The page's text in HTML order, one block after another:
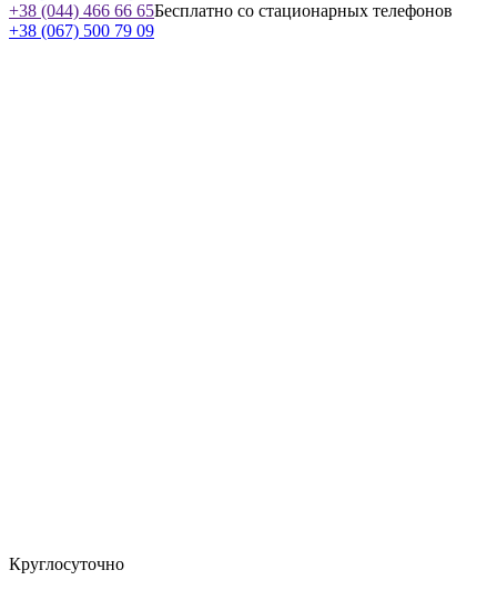
+38 (044) 466 66 65Бесплатно со стационарных телефонов
+38 (067) 500 79 09
Круглосуточно